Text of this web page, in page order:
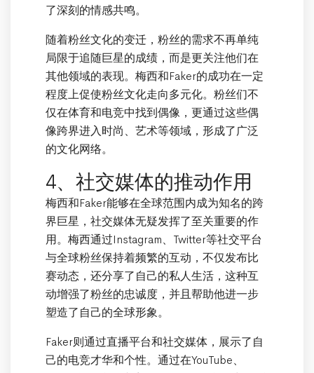
了深刻的情感共鸣。
随着粉丝文化的变迁，粉丝的需求不再单纯
局限于追随巨星的成绩，而是更关注他们在
其他领域的表现。梅西和Faker的成功在一定
程度上促使粉丝文化走向多元化。粉丝们不
仅在体育和电竞中找到偶像，更通过这些偶
像跨界进入时尚、艺术等领域，形成了广泛
的文化网络。
4、社交媒体的推动作用
梅西和Faker能够在全球范围内成为知名的跨
界巨星，社交媒体无疑发挥了至关重要的作
用。梅西通过Instagram、Twitter等社交平台
与全球粉丝保持着频繁的互动，不仅发布比
赛动态，还分享了自己的私人生活，这种互
动增强了粉丝的忠诚度，并且帮助他进一步
塑造了自己的全球形象。
Faker则通过直播平台和社交媒体，展示了自
己的电竞才华和个性。通过在YouTube、